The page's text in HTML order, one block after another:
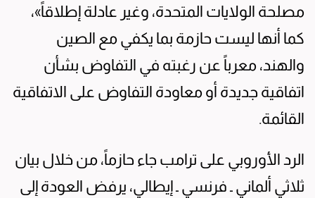
مصلحة الولايات المتحدة، وغير عادلة إطلاقاً»،
كما أنها ليست حازمة بما يكفي مع الصين
والهند، معرباً عن رغبته في التفاوض بشأن
اتفاقية جديدة أو معاودة التفاوض على الاتفاقية
القائمة.
الرد الأوروبي على ترامب جاء حازماً، من خلال بيان
ثلاثي ألماني ـ فرنسي ـ إيطالي، يرفض العودة إلى